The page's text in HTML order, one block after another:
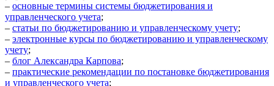
– основные термины системы бюджетирования и
управленческого учета;
– статьи по бюджетированию и управленческому учету;
– электронные курсы по бюджетированию и управленческому
учету;
– блог Александра Карпова;
– практические рекомендации по постановке бюджетирования
и управленческого учета;